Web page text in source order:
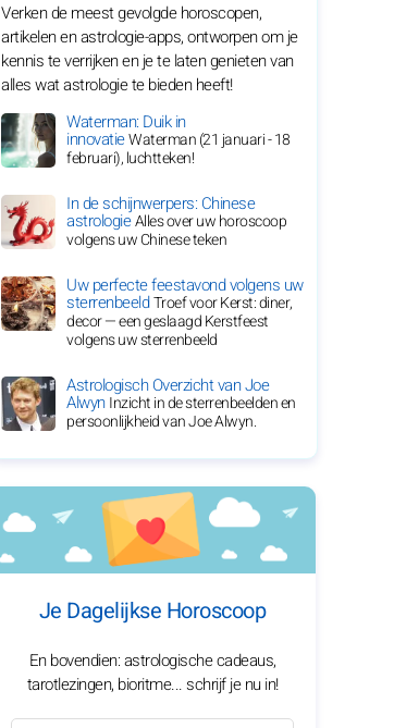
Verken de meest gevolgde horoscopen,
artikelen en astrologie-apps, ontworpen om je
kennis te verrijken en je te laten genieten van
alles wat astrologie te bieden heeft!
Waterman: Duik in
innovatieWaterman (21 januari - 18
februari), luchtteken!
In de schijnwerpers: Chinese
astrologieAlles over uw horoscoop
volgens uw Chinese teken
Uw perfecte feestavond volgens uw
sterrenbeeldTroef voor Kerst: diner,
decor — een geslaagd Kerstfeest
volgens uw sterrenbeeld
Astrologisch Overzicht van Joe
AlwynInzicht in de sterrenbeelden en
persoonlijkheid van Joe Alwyn.
Je Dagelijkse Horoscoop
En bovendien: astrologische cadeaus,
tarotlezingen, bioritme... schrijf je nu in!